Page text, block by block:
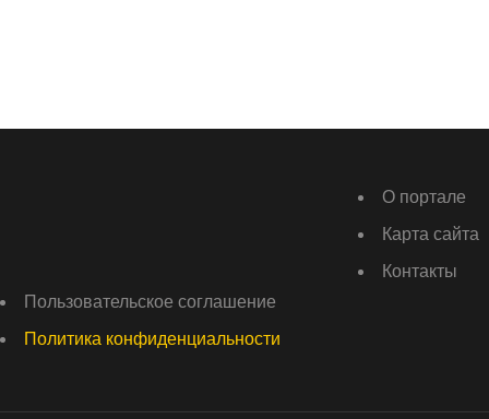
Пользовательское соглашение
Политика конфиденциальности
О портале
Карта сайта
Контакты